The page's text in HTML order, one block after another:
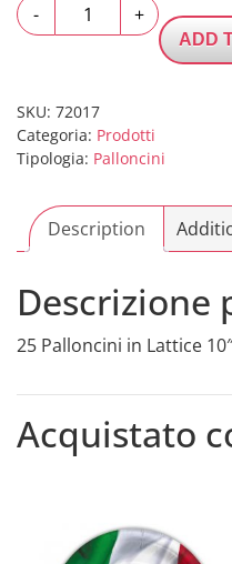
-
Palloncini
10"
Neri
quantity
+
ADD
SKU: 72017
Categoria: Prodotti
Tipologia: Palloncini
Description
Descrizione
25 Palloncini in Lattice
Acquistato